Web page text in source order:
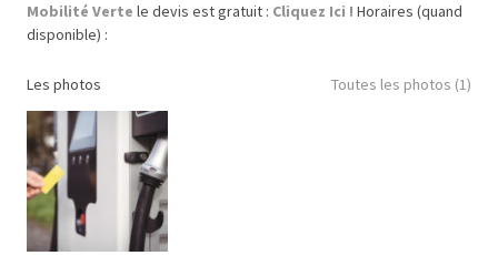
Mobilité Verte le devis est gratuit : Cliquez Ici ! Horaires (quand
disponible) :
Les photos Toutes les photos (1)